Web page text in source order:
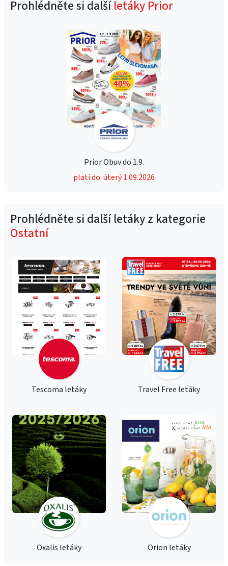
Prohlédněte si dalšíletáky Prior
Prior Obuv do 1.9.
platí do: úterý 1.09.2026
Prohlédněte si další letáky z kategorie
Ostatní
Tescoma letáky Travel Free letáky
Oxalis letáky Orion letáky